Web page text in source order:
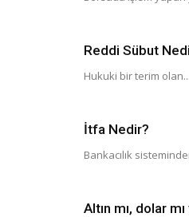
Reddi Sübut
Hukuki bir terim olan...
İtfa Nedir?
Bankacılık
Altın mı, dolar